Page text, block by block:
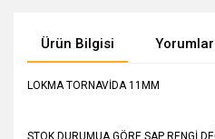
Ürün Bilgisi Yorumlar
LOKMA TORNAVİDA 11MM
STOK DURUMUA GÖRE SAP RENGİ